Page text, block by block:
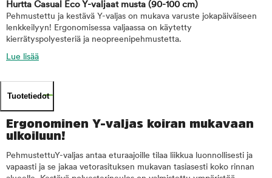
Hurtta Casual Eco Y-valjaat musta (90-100 cm)
Pehmustettu ja kestävä Y-valjas on mukava varuste jokapäiväiseen
lenkkeilyyn! Ergonomisessa valjaassa on käytetty
kierrätyspolyesteriä ja neopreenipehmustetta.
Lue lisää
Tuotetiedot
Ergonominen Y-valjas koiran mukavaan
ulkoiluun!
PehmustettuY-valjas antaa eturaajoille tilaa liikkua luonnollisesti ja
vapaasti ja se jakaa vetorasituksen mukavan tasiasesti koko rinnan